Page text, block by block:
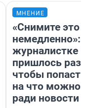
МНЕНИЕ
«Снимите это
немедленно»:
журналистке
пришлось
чтобы попасть
на что можно
ради новости